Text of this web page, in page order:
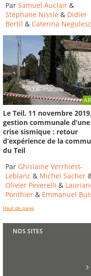
Par Samuel Auclair &
Stéphane Nisslé & Didier
Bertil & Caterina
Le Teil, 11 novembre 2019,
gestion communale d’une
crise sismique : retour
d’expérience de la
du Teil
Par Ghislaine Verrhiest-
Leblanc & Michel Sacher
Olivier Peverelli &
Ponthier & Emmanuel
Haut de page
NOS SITES